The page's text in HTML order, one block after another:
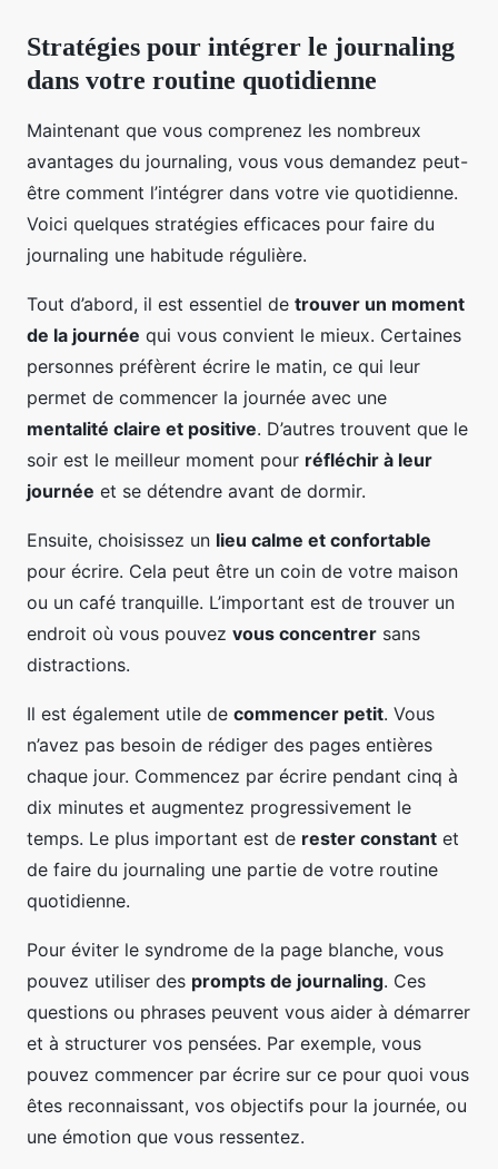
Stratégies pour intégrer le journaling
dans votre routine quotidienne
Maintenant que vous comprenez les nombreux
avantages du journaling, vous vous demandez peut-
être comment l’intégrer dans votre vie quotidienne.
Voici quelques stratégies efficaces pour faire du
journaling une habitude régulière.
Tout d’abord, il est essentiel de trouver un moment
de la journée qui vous convient le mieux. Certaines
personnes préfèrent écrire le matin, ce qui leur
permet de commencer la journée avec une
mentalité claire et positive. D’autres trouvent que le
soir est le meilleur moment pour réfléchir à leur
journée et se détendre avant de dormir.
Ensuite, choisissez un lieu calme et confortable
pour écrire. Cela peut être un coin de votre maison
ou un café tranquille. L’important est de trouver un
endroit où vous pouvez vous concentrer sans
distractions.
Il est également utile de commencer petit. Vous
n’avez pas besoin de rédiger des pages entières
chaque jour. Commencez par écrire pendant cinq à
dix minutes et augmentez progressivement le
temps. Le plus important est de rester constant et
de faire du journaling une partie de votre routine
quotidienne.
Pour éviter le syndrome de la page blanche, vous
pouvez utiliser des prompts de journaling. Ces
questions ou phrases peuvent vous aider à démarrer
et à structurer vos pensées. Par exemple, vous
pouvez commencer par écrire sur ce pour quoi vous
êtes reconnaissant, vos objectifs pour la journée, ou
une émotion que vous ressentez.